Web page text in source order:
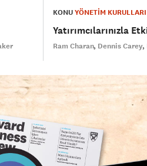
KONUYÖNETİM KURULLARI
Yatırımcılarınızla
Ram Charan Dennis Carey